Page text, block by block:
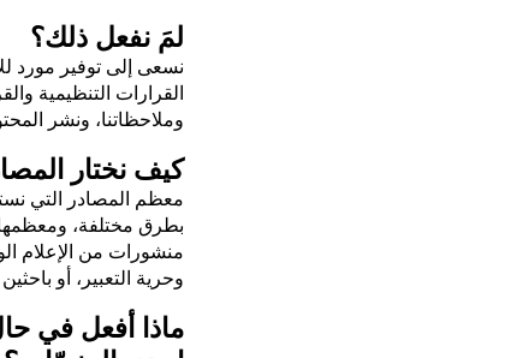
لمَ نفعل ذلك؟
نسعى إلى توفير مورد
القرارات التنظيمية
وملاحظاتنا، ونشر
كيف نختار
بطرق مختلفة، ومعظمها
منشورات من الإعلام
وحرية التعبير، أو
ماذا أفعل في